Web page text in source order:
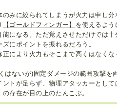
みに絞られてしまうが火力は申し
【ゴールドフィンガー】 を使えるよう
になる。ただ覚えさせただけでは
にポイントを振れるだろう。
により火力もそこまで高くはなく
はないが)固定ダメージの範囲攻撃を
トが足らず、物理アタッカーとし
の存在が目の上のたんこぶ。